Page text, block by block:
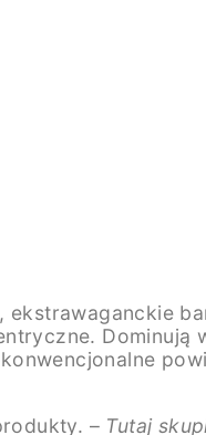
– Tutaj